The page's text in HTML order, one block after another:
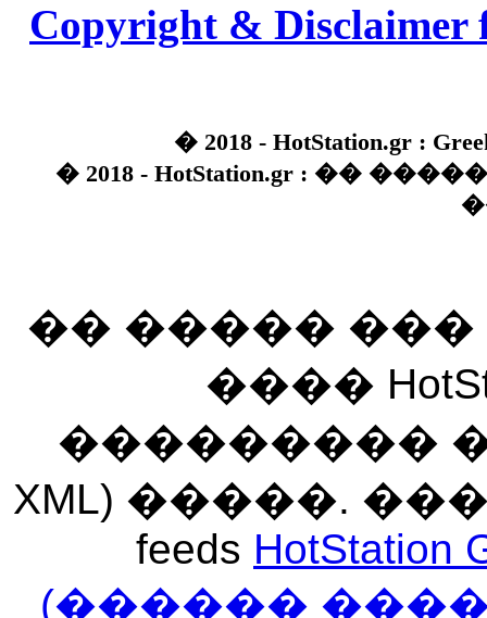
Copyright & Disclaimer
� 2018 - HotStation.gr :
� 2018 - HotStation.gr : ��
�� �����
����
��������� ���
XML) �����.
feeds HotStation
(������